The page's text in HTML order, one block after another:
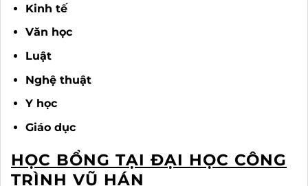
Kinh tế
Văn học
Luật
Nghệ thuật
Y học
Giáo dục
HỌC BỔNG TẠI ĐẠI HỌC CÔNG
TRÌNH VŨ HÁN